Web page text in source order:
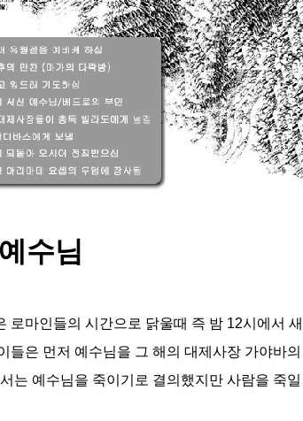
수님
로마인들의 시간으로 닭울때 즉 밤 12시에서
들은 먼저 예수님을 그 해의 대제사장 가야바
는 예수님을 죽이기로 결의했지만 사람을 죽